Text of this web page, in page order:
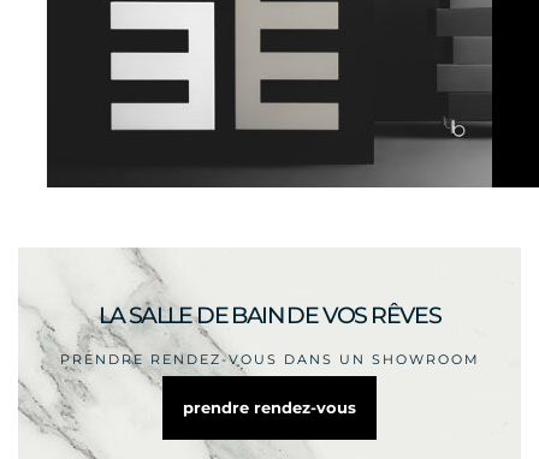
LA SALLE DE BAIN DE VOS RÊVES
PRENDRE RENDEZ-VOUS DANS UN SHOWROOM
prendre rendez-vous